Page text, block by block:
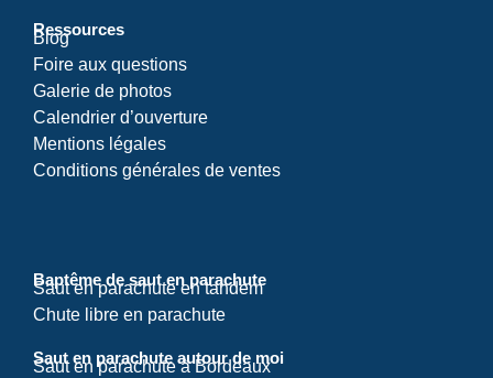
Ressources
Blog
Foire aux questions
Galerie de photos
Calendrier d’ouverture
Mentions légales
Conditions générales de ventes
Baptême de saut en parachute
Saut en parachute en tandem
Chute libre en parachute
Saut en parachute autour de moi
Saut en parachute à Bordeaux